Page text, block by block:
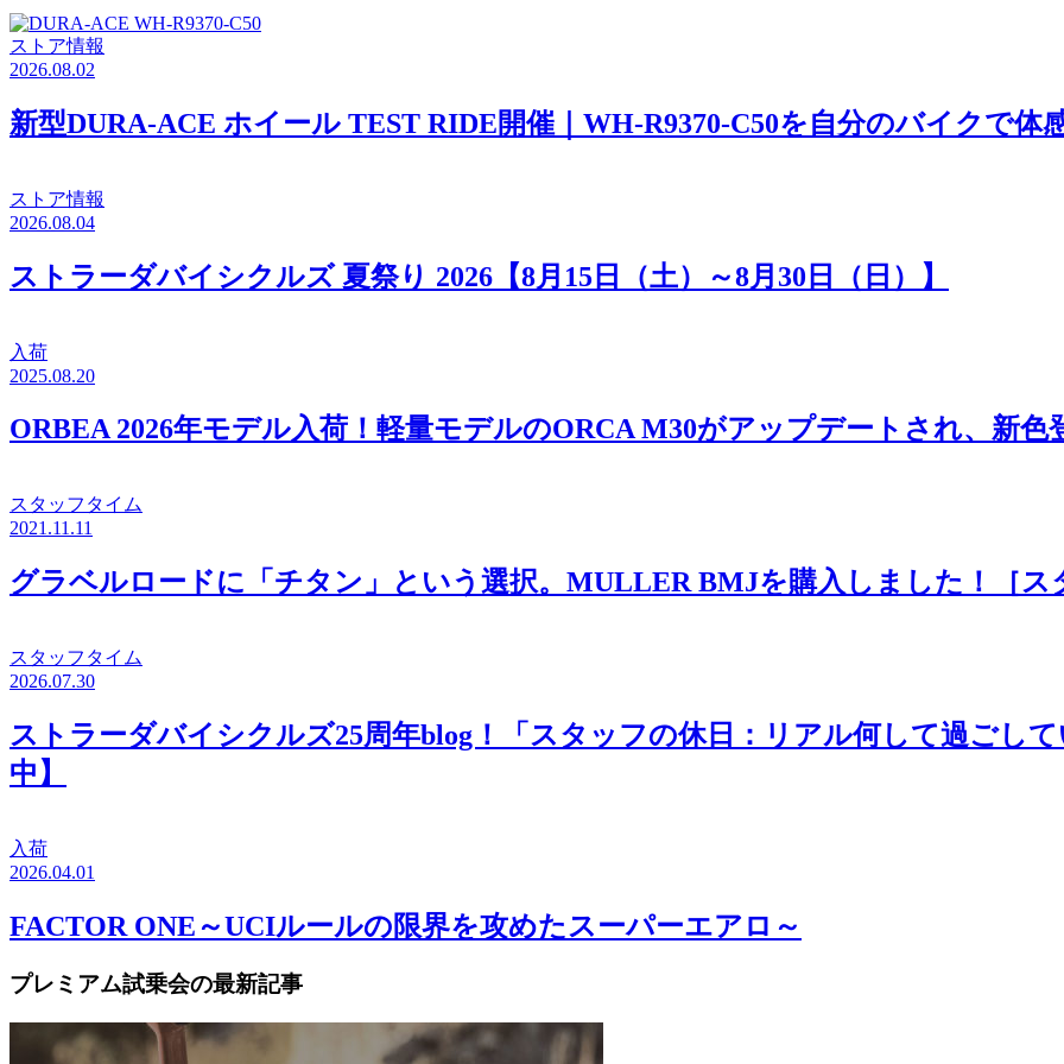
ストア情報
2026.08.02
新型DURA-ACE ホイール TEST RIDE開催｜WH-R9370-C50を自分のバイクで体
ストア情報
2026.08.04
ストラーダバイシクルズ 夏祭り 2026【8月15日（土）～8月30日（日）】
入荷
2025.08.20
ORBEA 2026年モデル入荷！軽量モデルのORCA M30がアップデートされ、新色
スタッフタイム
2021.11.11
グラベルロードに「チタン」という選択。MULLER BMJを購入しました！［ス
スタッフタイム
2026.07.30
ストラーダバイシクルズ25周年blog！「スタッフの休日：リアル何して過ごし
中】
入荷
2026.04.01
FACTOR ONE～UCIルールの限界を攻めたスーパーエアロ～
プレミアム試乗会の最新記事